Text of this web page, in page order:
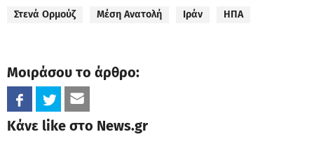
Στενά Ορμούζ Μέση Ανατολή Ιράν ΗΠΑ
Μοιράσου το άρθρο:
Κάνε like στο News.gr